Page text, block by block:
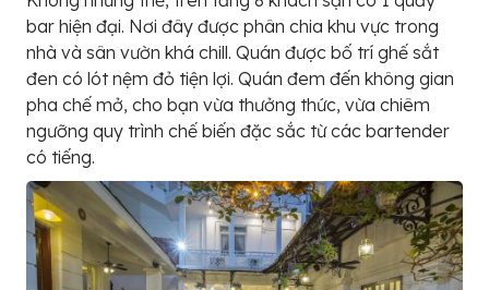
bar hiện đại. Nơi đây được phân chia khu vực trong
nhà và sân vườn khá chill. Quán được bố trí ghế sắt
đen có lót nệm đỏ tiện lợi. Quán đem đến không gian
pha chế mở, cho bạn vừa thưởng thức, vừa chiêm
ngưỡng quy trình chế biến đặc sắc từ các bartender
có tiếng.